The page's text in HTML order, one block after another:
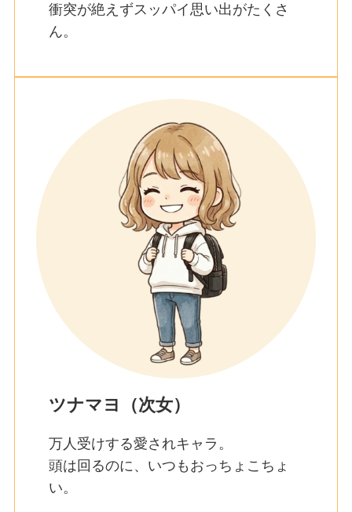
衝突が絶えずスッパイ思い出がたくさ
ん。
ツナマヨ（次女）
万人受けする愛されキャラ。
頭は回るのに、いつもおっちょこちょ
い。